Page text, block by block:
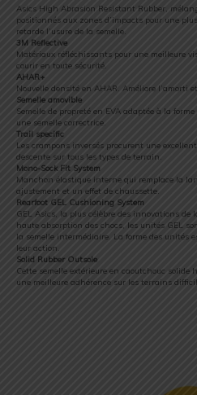
Asics High Abrasion Resistant Rubber,
positionnés aux zones d’impacts pour une
retarde l’usure de la semelle.
3M Reflective
Matériaux réfléchissants pour une meilleure
courir en toute sécurité.
AHAR+
Nouvelle densité en AHAR. Améliore l’amorti
Semelle amovible
Semelle de propreté en EVA adaptée à la
une semelle correctrice.
Trail specific
Les crampons inversés procurent une
descente sur tous les types de terrain.
Mono-Sock Fit System
Manchon élastique interne qui remplace la
ajustement et un effet de chaussette.
Rearfoot GEL Cushioning System
GEL Asics, la plus célèbre des innovations de
haute absorption des chocs, les unités GEL
la semelle intermédiaire. La forme des unités
leur action.
Solid Rubber Outsole
Cette semelle extérieure en caoutchouc
une meilleure adhérence sur les terrains